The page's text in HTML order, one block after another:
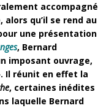
accompagné
qu’il se rend au
une présentation
, Bernard
imposant ouvrage,
Il réunit en effet la
, certaines inédites
laquelle Bernard